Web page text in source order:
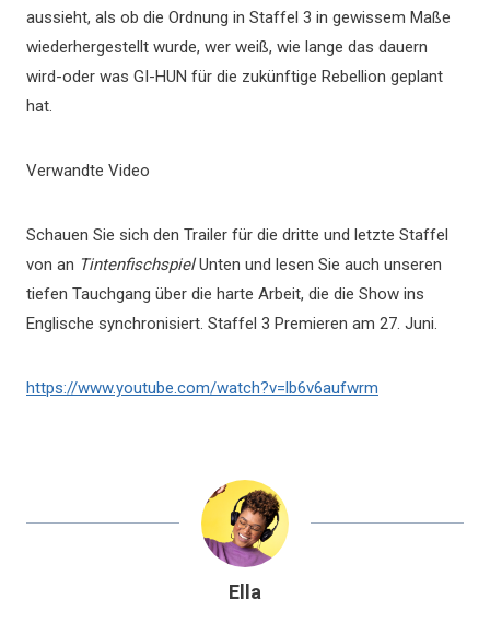
aussieht, als ob die Ordnung in Staffel 3 in gewissem Maße
wiederhergestellt wurde, wer weiß, wie lange das dauern
wird-oder was GI-HUN für die zukünftige Rebellion geplant
hat.
Verwandte Video
Schauen Sie sich den Trailer für die dritte und letzte Staffel
von an TintenfischspielUnten und lesen Sie auch unseren
tiefen Tauchgang über die harte Arbeit, die die Show ins
Englische synchronisiert. Staffel 3 Premieren am 27. Juni.
https://www.youtube.com/watch?v=lb6v6aufwrm
Ella